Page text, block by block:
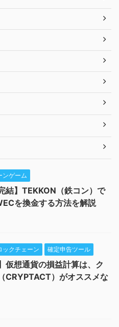
ンゲーム
結】TEKKON（鉄コン）で
を換金する方法を解説
ックチェーン 確定申告ツール
仮想通貨の損益計算は、ク
CRYPTACT）がオススメな